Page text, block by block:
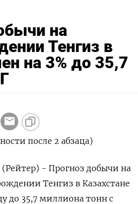
на
Тенгиз в
на 3% до 35,7
после 2 абзаца)
- Прогноз добычи на
Тенгиз в Казахстане
до 35,7 миллиона тонн с